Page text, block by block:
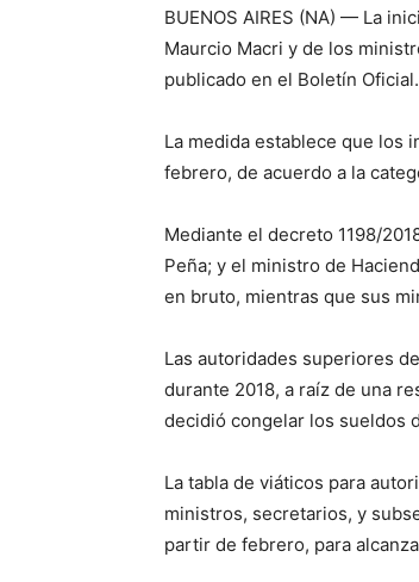
BUENOS AIRES (NA) — La
Maurcio Macri y de los
publicado en el Boletín Oficial.
La medida establece que los
febrero, de acuerdo a la
Mediante el decreto 1198/
Peña; y el ministro de
en bruto, mientras que sus
Las autoridades superiores
durante 2018, a raíz de una
decidió congelar los sueldos
La tabla de viáticos para
ministros, secretarios, y
partir de febrero, para